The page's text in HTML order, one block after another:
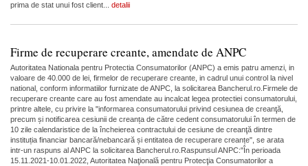
prima de stat unui fost client... detalii
Firme de recuperare creante, amendate de ANPC
Autoritatea Nationala pentru Protectia Consumatorilor (ANPC) a emis patru amenzi, in
valoare de 40.000 de lei, firmelor de recuperare creante, in cadrul unui control la nivel
national, conform informatiilor furnizate de ANPC, la solicitarea Bancherul.ro.Firmele de
recuperare creante care au fost amendate au incalcat legea protectiei consumatorului,
printre altele, cu privire la "informarea consumatorului privind cesiunea de creanţă,
precum și notificarea cesiunii de creanța de către cedent consumatorului în termen de
10 zile calendaristice de la încheierea contractului de cesiune de creanţă dintre
instituția financiar bancară/nebancară și entitatea de recuperare creanțe", se arata
intr-un raspuns al ANPC la solicitarea Bancherul.ro.Raspunsul ANPC:"În perioada
15.11.2021-10.01.2022, Autoritatea Naţională pentru Protecţia Consumatorilor a